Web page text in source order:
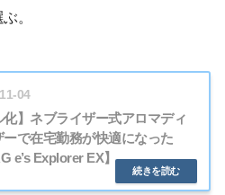
。
04
化】ネブライザー式アロマディ
ーで在宅勤務が快適になった
e’s Explorer EX】